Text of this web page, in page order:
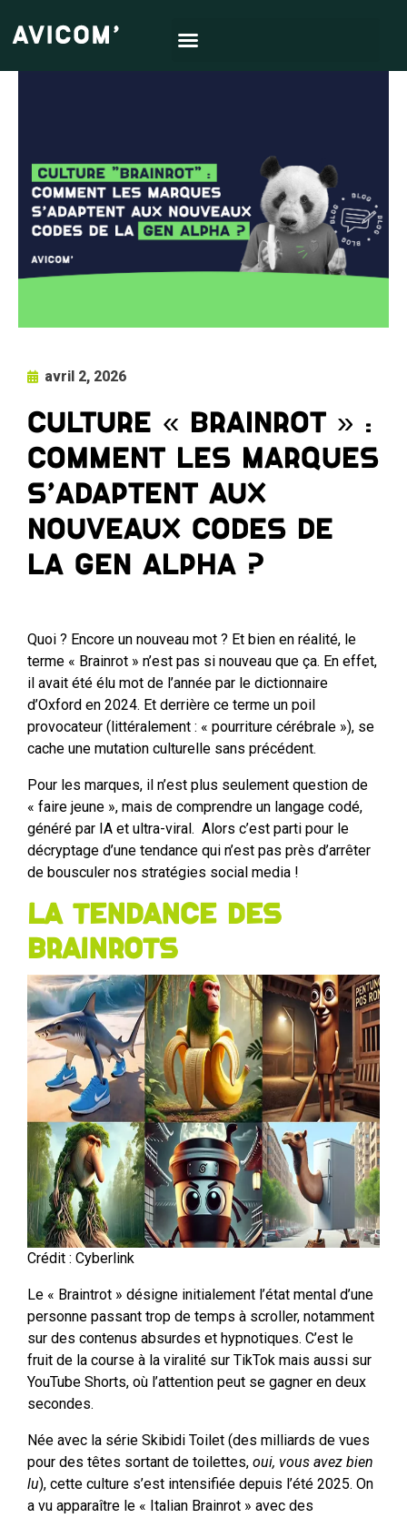
avril 2, 2026
Culture « Brainrot » :
Comment les marques
s’adaptent aux
nouveaux codes de
la Gen Alpha ?
Quoi ? Encore un nouveau mot ? Et bien en réalité, le
terme « Brainrot » n’est pas si nouveau que ça. En effet,
il avait été élu mot de l’année par le dictionnaire
d’Oxford en 2024. Et derrière ce terme un poil
provocateur (littéralement : « pourriture cérébrale »), se
cache une mutation culturelle sans précédent.
Pour les marques, il n’est plus seulement question de
« faire jeune », mais de comprendre un langage codé,
généré par IA et ultra-viral. Alors c’est parti pour le
décryptage d’une tendance qui n’est pas près d’arrêter
de bousculer nos stratégies social media !
La tendance des
Brainrots
Crédit : Cyberlink
Le « Braintrot » désigne initialement l’état mental d’une
personne passant trop de temps à scroller, notamment
sur des contenus absurdes et hypnotiques. C’est le
fruit de la course à la viralité sur TikTok mais aussi sur
YouTube Shorts, où l’attention peut se gagner en deux
secondes.
Née avec la série Skibidi Toilet (des milliards de vues
pour des têtes sortant de toilettes, oui, vous avez bien
lu), cette culture s’est intensifiée depuis l’été 2025. On
a vu apparaître le « Italian Brainrot » avec des